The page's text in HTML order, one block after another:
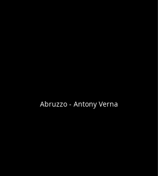
Abruzzo - Antony Verna